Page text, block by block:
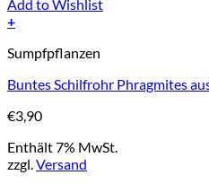
Add to Wishlist
+
Sumpfpflanzen
Buntes Schilfrohr Phragmites
€3,90
Enthält 7% MwSt.
zzgl.Versand